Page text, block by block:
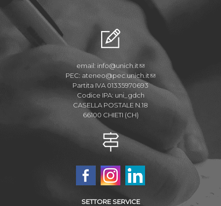
email: info@unich.it
PEC: ateneo@pec.unich.it
Partita IVA 01335970693
Codice IPA: uni_gdch
CASELLA POSTALE N.18
66100 CHIETI (CH)
SETTORE SERVICE